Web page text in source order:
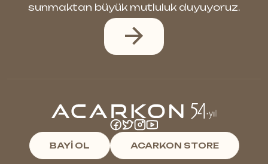
sunmaktan büyük mutluluk duyuyoruz.
BAYİ OL ACARKON STORE